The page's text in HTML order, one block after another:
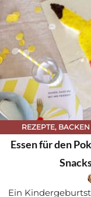
REZEPTE,
Essen für den
Ein